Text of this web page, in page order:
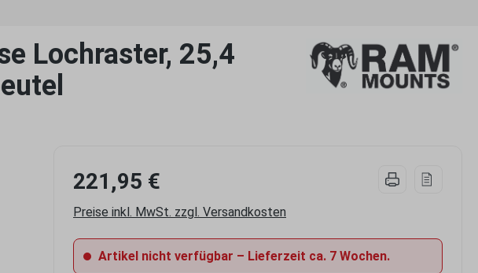
Lochraster, 25,4
221,95 €
Preise inkl. MwSt. zzgl. Versandkosten
Artikel nicht verfügbar – Lieferzeit ca. 7 Wochen.